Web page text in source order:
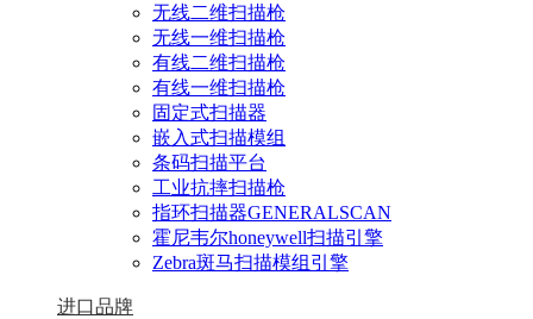
无线二维扫描枪
无线一维扫描枪
有线二维扫描枪
有线一维扫描枪
固定式扫描器
嵌入式扫描模组
条码扫描平台
工业抗摔扫描枪
指环扫描器GENERALSCAN
霍尼韦尔honeywell扫描引擎
Zebra斑马扫描模组引擎
进口品牌